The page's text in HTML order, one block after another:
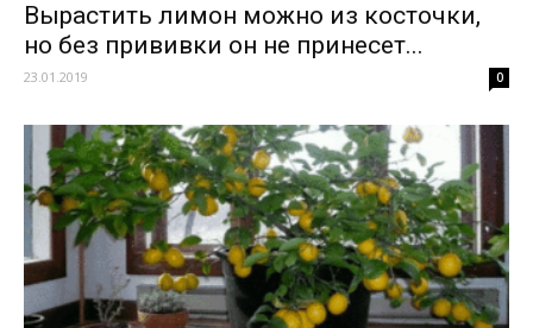
Вырастить лимон можно из косточки,
но без прививки он не принесет...
23.01.2019 0